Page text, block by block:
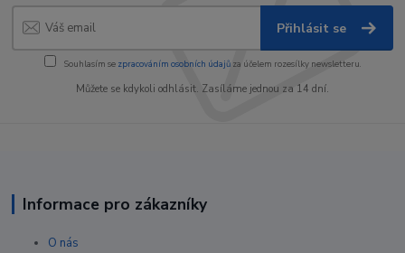
Přihlásit se
Souhlasím se zpracováním osobních údajůza účelem rozesílky newsletteru.
Můžete se kdykoli odhlásit. Zasíláme jednou za 14 dní.
Informace pro zákazníky
O nás